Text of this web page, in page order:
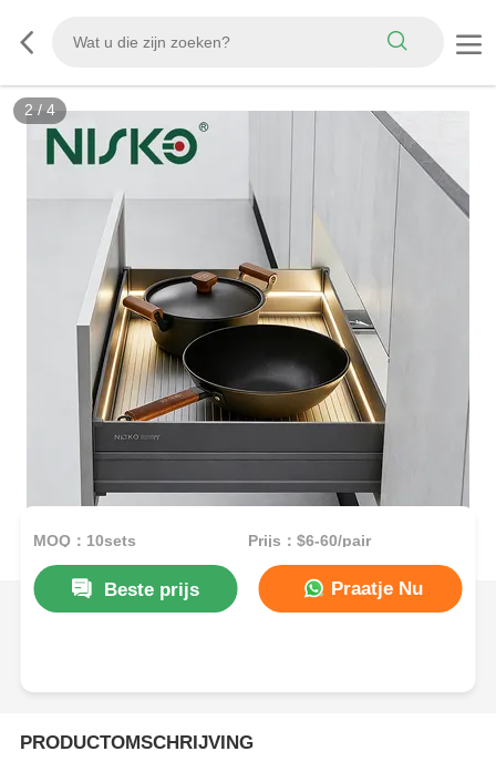
2 / 4
MOQ：10sets Prijs：$6-60/pair
Beste prijs Praatje Nu
PRODUCTOMSCHRIJVING